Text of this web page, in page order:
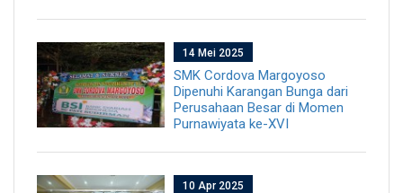
14 Mei 2025
SMK Cordova Margoyoso
Dipenuhi Karangan Bunga dari
Perusahaan Besar di Momen
Purnawiyata ke-XVI
10 Apr 2025